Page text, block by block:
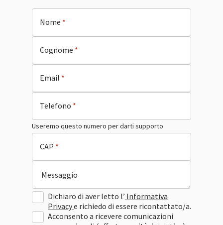
Nome *
Cognome *
Email *
Telefono *
Useremo questo numero per darti supporto
CAP *
Messaggio
Dichiaro di aver letto l’ Informativa
Privacye richiedo di essere ricontattato/a.
Acconsento a ricevere comunicazioni